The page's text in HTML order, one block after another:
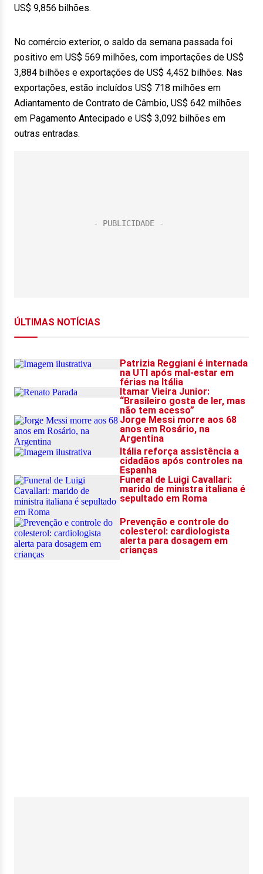
US$ 9,856 bilhões.
No comércio exterior, o saldo da semana passada foi
positivo em US$ 569 milhões, com importações de US$
3,884 bilhões e exportações de US$ 4,452 bilhões. Nas
exportações, estão incluídos US$ 718 milhões em
Adiantamento de Contrato de Câmbio, US$ 642 milhões
em Pagamento Antecipado e US$ 3,092 bilhões em
outras entradas.